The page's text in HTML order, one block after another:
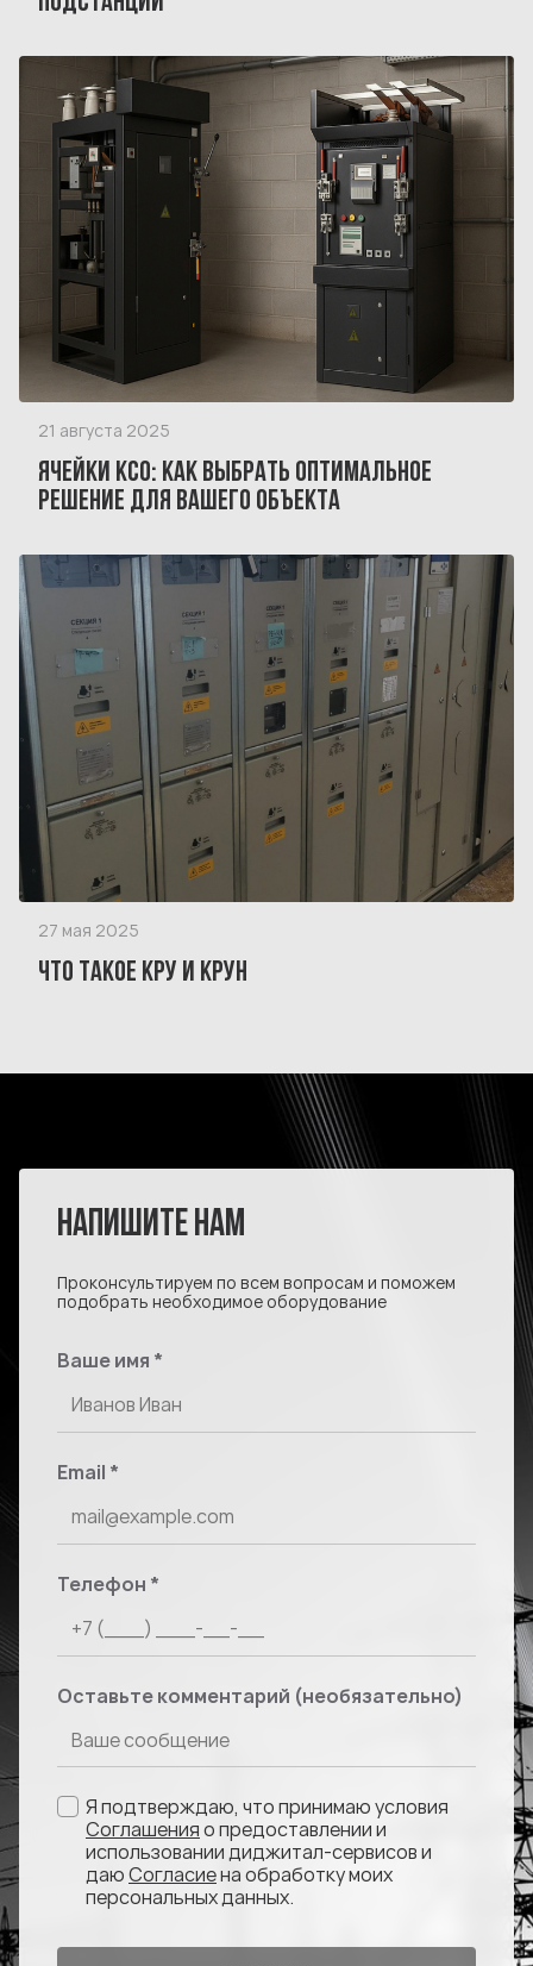
21 августа 2025
ЯЧЕЙКИ КСО: КАК ВЫБРАТЬ ОПТИМАЛЬНОЕ
РЕШЕНИЕ ДЛЯ ВАШЕГО ОБЪЕКТА
27 мая 2025
ЧТО ТАКОЕ КРУ И КРУН
НАПИШИТЕ НАМ
Проконсультируем по всем вопросам и поможем
подобрать необходимое оборудование
Ваше имя *
Email *
Телефон *
Оставьте комментарий (необязательно)
Я подтверждаю, что принимаю условия
Соглашенияо предоставлении и
использовании диджитал-сервисов и
даюСогласиена обработку моих
персональных данных.